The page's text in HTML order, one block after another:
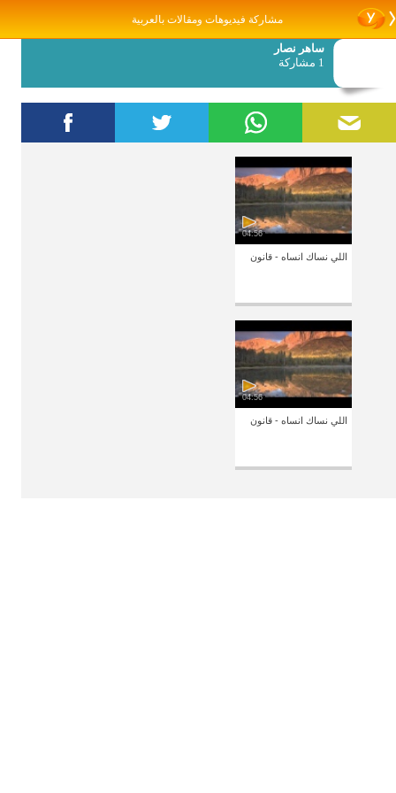
مشاركة فيديوهات ومقالات بالعربية
ساهر نصار
1 مشاركة
04:56
اللي نساك انساه - قانون
04:56
اللي نساك انساه - قانون